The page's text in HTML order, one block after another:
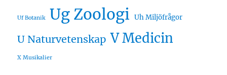
Uf Botanik Ug Zoologi Uh Miljöfrågor
U Naturvetenskap V Medicin
X Musikalier